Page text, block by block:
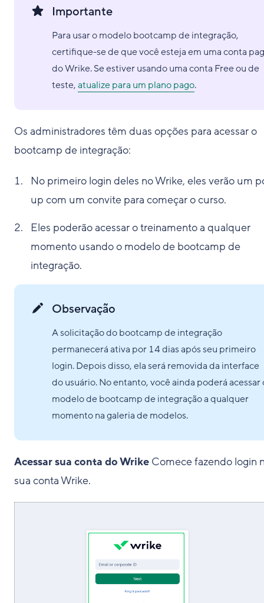
Importante
Para usar o modelo bootcamp de integração,
certifique-se de que você esteja em uma conta
do Wrike. Se estiver usando uma conta Free ou de
teste,atualize para um plano pago.
Os administradores têm duas opções para acessar o
bootcamp de integração:
No primeiro login deles no Wrike, eles verão um
up com um convite para começar o curso.
Eles poderão acessar o treinamento a qualquer
momento usando o modelo de bootcamp de
integração.
Observação
A solicitação do bootcamp de integração
permanecerá ativa por 14 dias após seu primeiro
login. Depois disso, ela será removida da interface
do usuário. No entanto, você ainda poderá acessar
modelo de bootcamp de integração a qualquer
momento na galeria de modelos.
Acessar sua conta do Wrike Comece fazendo login
sua conta Wrike.